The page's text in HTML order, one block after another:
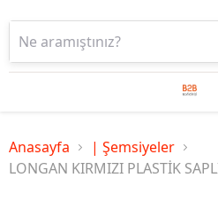
Anasayfa
| Şemsiyeler
LONGAN KIRMIZI PLASTİK